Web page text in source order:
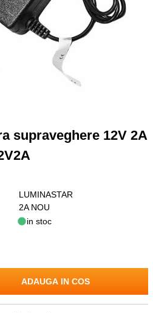
supraveghere 12V 2A
LUMINASTAR
2A NOU
in stoc
ADAUGA IN COS